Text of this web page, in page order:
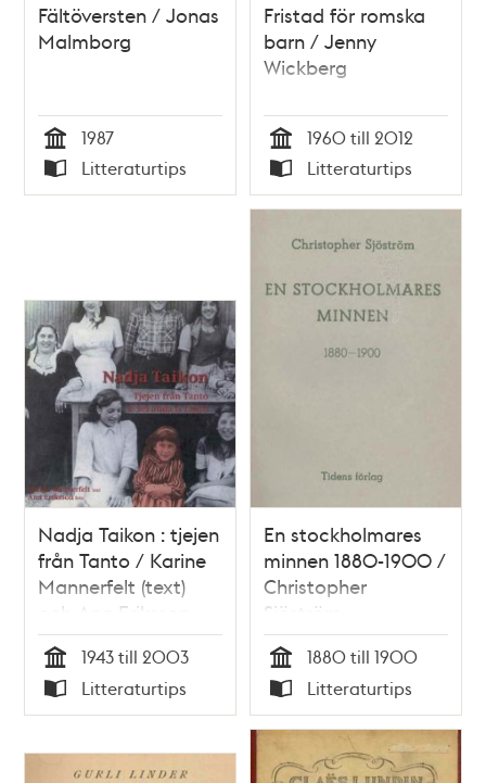
Fältöversten / Jonas
Malmborg
Tid
1987
Typ
Litteraturtips
Fristad för romska
barn / Jenny
Wickberg
Tid
1960 till 2012
Typ
Litteraturtips
Nadja Taikon : tjejen
från Tanto / Karine
Mannerfelt (text)
och Ann Eriksson
(foto)
Tid
1943 till 2003
Typ
Litteraturtips
En stockholmares
minnen 1880-1900 /
Christopher
Sjöström
Tid
1880 till 1900
Typ
Litteraturtips